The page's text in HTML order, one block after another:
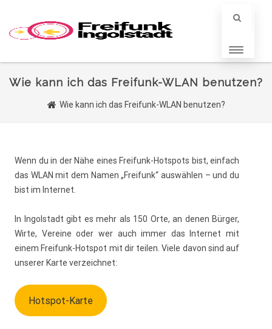
Wie kann ich das Freifunk-WLAN benutzen?
Wie kann ich das Freifunk-WLAN benutzen?
Wenn du in der Nähe eines Freifunk-Hotspots bist, einfach
das WLAN mit dem Namen „Freifunk“ auswählen – und du
bist im Internet.
In Ingolstadt gibt es mehr als 150 Orte, an denen Bürger,
Wirte, Vereine oder wer auch immer das Internet mit
einem Freifunk-Hotspot mit dir teilen. Viele davon sind auf
unserer Karte verzeichnet:
Hotspot-Karte